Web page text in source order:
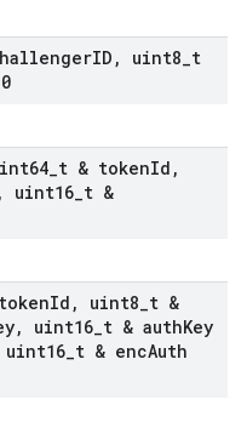
ID , uint8 t
t & tokenId ,
, uint16 t &
Id , uint8 t &
, uint16 t & authKey
uint16 t & encAuth